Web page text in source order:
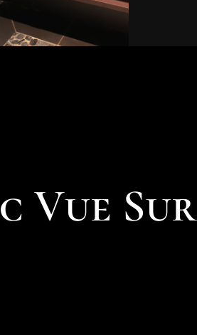
Vue Sur